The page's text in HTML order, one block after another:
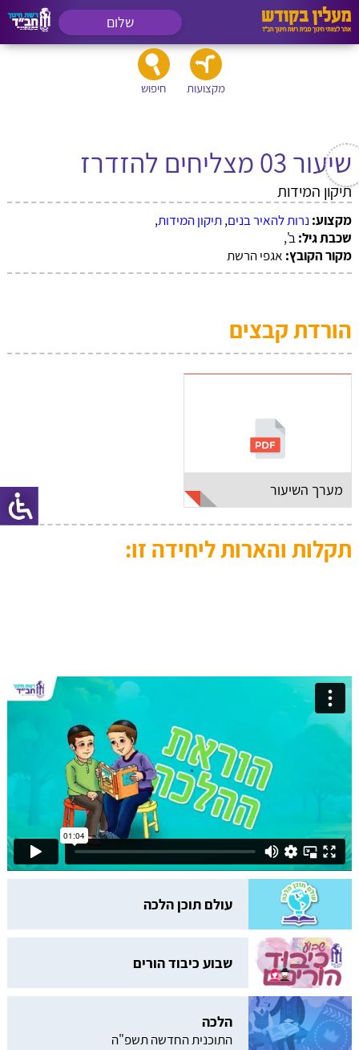
שלום
מקצועות חיפוש
שיעור 03 מצליחים להזדרז
תיקון המידות
מקצוע: נרות להאיר בנים,תיקון המידות,
שכבת גיל:ב',
מקור הקובץ: אגפי הרשת
הורדת קבצים
מערך השיעור
תקלות והארות ליחידה זו:
עולם תוכן הלכה
שבוע כיבוד הורים
הלכה
התוכנית החדשה תשפ"ה